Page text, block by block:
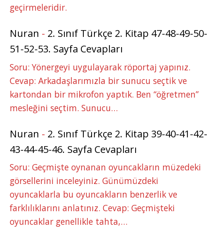
geçirmeleridir.
Nuran - 2. Sınıf Türkçe 2. Kitap 47-48-49-50-
51-52-53. Sayfa Cevapları
Soru: Yönergeyi uygulayarak röportaj yapınız.
Cevap: Arkadaşlarımızla bir sunucu seçtik ve
kartondan bir mikrofon yaptık. Ben “öğretmen”
mesleğini seçtim. Sunucu…
Nuran - 2. Sınıf Türkçe 2. Kitap 39-40-41-42-
43-44-45-46. Sayfa Cevapları
Soru: Geçmişte oynanan oyuncakların müzedeki
görsellerini inceleyiniz. Günümüzdeki
oyuncaklarla bu oyuncakların benzerlik ve
farklılıklarını anlatınız. Cevap: Geçmişteki
oyuncaklar genellikle tahta,…